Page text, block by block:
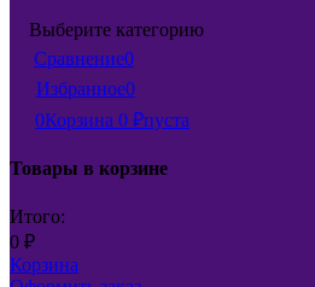
Выберите категорию
Сравнение0
Избранное0
0Корзина 0 ₽пуста
Товары в корзине
Итого:
0 ₽
Корзина